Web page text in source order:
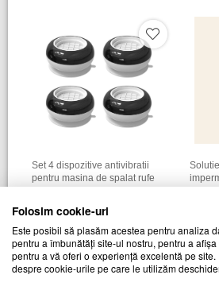
Set 4 dispozitive antivibratii
pentru masina de spalat rufe
27287 53 lei
Folosim cookie-uri
Este posibil să plasăm acestea pentru analiza
pentru a îmbunătăți site-ul nostru, pentru a
pentru a vă oferi o experiență excelentă pe
despre cookie-urile pe care le utilizăm